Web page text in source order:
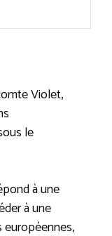
Violet,
le
à une
à une